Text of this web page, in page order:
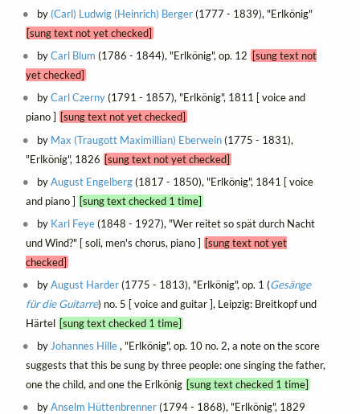
by (Carl) Ludwig (Heinrich) Berger(1777 - 1839), "Erlkönig"
[sung text not yet checked]
byCarl Blum (1786 - 1844), "Erlkönig", op. 12 [sung text not
yet checked]
byCarl Czerny(1791 - 1857), "Erlkönig", 1811 [ voice and
piano ] [sung text not yet checked]
by Max (Traugott Maximillian) Eberwein(1775 - 1831),
"Erlkönig", 1826 [sung text not yet checked]
byAugust Engelberg(1817 - 1850), "Erlkönig", 1841 [ voice
and piano ] [sung text checked 1 time]
by Karl Feye(1848 - 1927), "Wer reitet so spät durch Nacht
und Wind?" [ soli, men's chorus, piano ] [sung text not yet
checked]
byAugust Harder(1775 - 1813), "Erlkönig", op. 1 (Gesänge
für die Guitarre) no. 5 [ voice and guitar ], Leipzig: Breitkopf und
Härtel [sung text checked 1 time]
by Johannes Hille, "Erlkönig", op. 10 no. 2, a note on the score
suggests that this be sung by three people: one singing the father,
one the child, and one the Erlkönig [sung text checked 1 time]
byAnselm Hüttenbrenner(1794 - 1868), "Erlkönig", 1829